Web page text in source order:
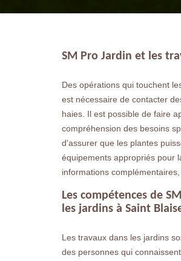
SM Pro Jardin et les
Des opérations qui touchent
est nécessaire de contacter
haies. Il est possible de faire
compréhension des besoins
d'assurer que les plantes
équipements appropriés pour
informations
Les compétences de
les jardins à Saint
Les travaux dans les jardins
des personnes qui